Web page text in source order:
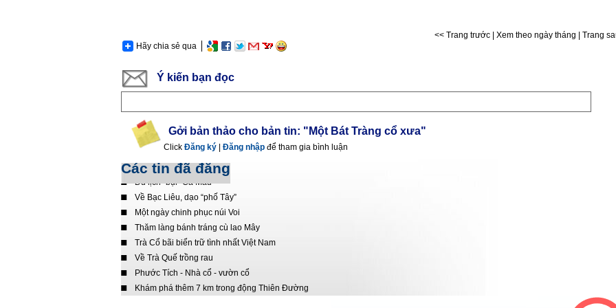
<< Trang trước Xem theo ngày tháng
Trang
Hãy chia sẻ qua
Ý kiến bạn đọc
Gởi bản thảo cho bản tin: "Một Bát Tràng cổ xưa"
Click Đăng ký Đăng nhập để tham gia bình luận
Các tin đã đăng
Bình yên chùa Long Sơn
Du lịch "bụi" Cà Mau
Về Bạc Liêu, dạo “phố Tây”
Một ngày chinh phục núi Voi
Thăm làng bánh tráng cù lao Mây
Trà Cổ bãi biển trữ tình nhất Việt Nam
Về Trà Quế trồng rau
Phước Tích - Nhà cổ - vườn cổ
Khám phá thêm 7 km trong động Thiên Đường